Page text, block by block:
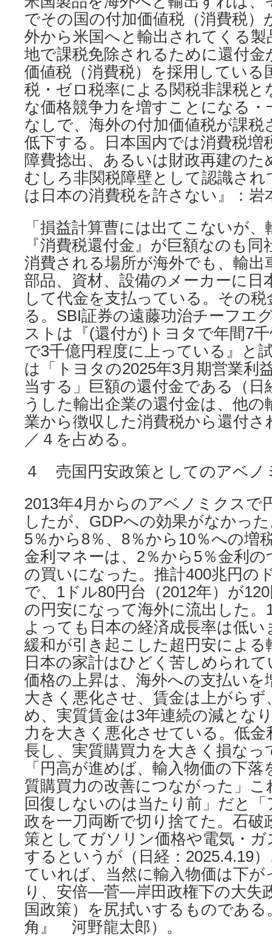
でその国の付加価値税（消費税
外から米国へと輸出されてくる
地で課税免除されるために還付
価値税（消費税）を採用している
税・ゼロ税率による関税非課税と
な価格競争力を増すことになる・
なしで、海外の付加価値税が課税
低下する。日本国内では消費税増
障費捻出、あるいは財政再建の
むしろ非関税障壁として認識さ
は日本の消費税を許さない』：岩
「損益計算曹には出てこないが
『消費税還付金』が巨額なのも
消費される場所が海外でも、輸出
部品、資材、設備のメーカーに日
して代金を支払っている。その
る。SBI証券の遠藤功治チーフエ
ストは『(還付が)トヨタで年間7
で3千億円程度に上っている』と
は「トヨタの2025年3月期営業利
当する」巨額の還付金である（日
うした輸出企業の還付金は、他
業から徴収した消費税から還付さ
／４を占める。
４ 売国円安政策としてのアベノ
2013年4月からのアベノミクスで
したが、GDPへの効果がなかっ
5％から8％、8％から10％への増
金利マネーは、2％から5％金利
の買いになった。推計400兆円の
で、1ドル80円台（2012年）が
の円安になって海外に流出した。
よっても日本の経済成長率は低
緩和が引き起こした超円安によ
日本の家計はひどく苦しめられ
価格の上昇は、海外への支払いを
大きく悪化させ、賃金は上がらず
め、実質賃金は3年連続の減とな
力を大きく悪化させている。低
長し、実質購買力を大きく損なっ
「円高が進めば、輸入物価の下
質購買力の改善につながった」
回復しないのは当たり前」だと
政を一刀両断で切り捨てた。石破
策としてガソリン価格や電気・
するというが（日経：2025.4.19
ていれば、当然に輸入物価は下
り、安倍―菅―岸田政権下の大失
国政策）を尻拭いするものであ
角』 河野龍太郎）。